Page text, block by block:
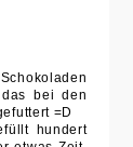
bei den
=D
hundert